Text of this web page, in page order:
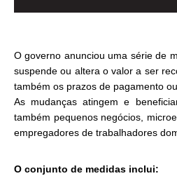
O governo anunciou uma série de
suspende ou altera o valor a ser
também os prazos de pagamento
As mudanças atingem e
também pequenos negócios,
empregadores de trabalhadores
O conjunto de medidas inclui: